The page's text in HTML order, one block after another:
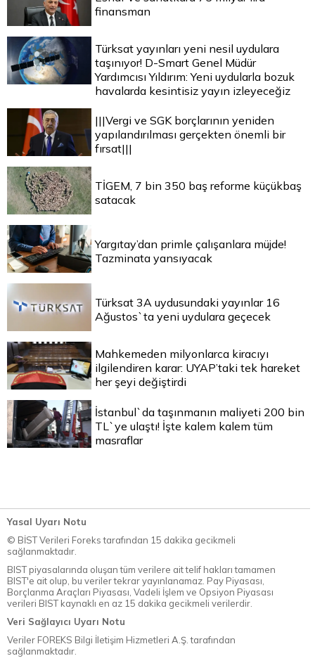
finansman
Türksat yayınları yeni nesil uydulara
taşınıyor! D-Smart Genel Müdür
Yardımcısı Yıldırım: Yeni uydularla bozuk
havalarda kesintisiz yayın izleyeceğiz
|||Vergi ve SGK borçlarının yeniden
yapılandırılması gerçekten önemli bir
fırsat|||
TİGEM, 7 bin 350 baş reforme küçükbaş
satacak
Yargıtay’dan primle çalışanlara müjde!
Tazminata yansıyacak
Türksat 3A uydusundaki yayınlar 16
Ağustos`ta yeni uydulara geçecek
Mahkemeden milyonlarca kiracıyı
ilgilendiren karar: UYAP’taki tek hareket
her şeyi değiştirdi
İstanbul`da taşınmanın maliyeti 200 bin
TL`ye ulaştı! İşte kalem kalem tüm
masraflar
Yasal Uyarı Notu
© BİST Verileri Foreks tarafından 15 dakika gecikmeli
sağlanmaktadır.
BIST piyasalarında oluşan tüm verilere ait telif hakları tamamen
BIST'e ait olup, bu veriler tekrar yayınlanamaz. Pay Piyasası,
Borçlanma Araçları Piyasası, Vadeli İşlem ve Opsiyon Piyasası
verileri BIST kaynaklı en az 15 dakika gecikmeli verilerdir.
Veri Sağlayıcı Uyarı Notu
Veriler FOREKS Bilgi İletişim Hizmetleri A.Ş. tarafından
sağlanmaktadır.